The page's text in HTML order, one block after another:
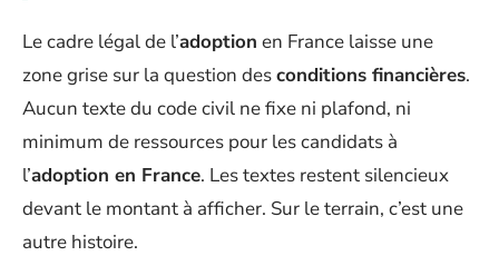
Le cadre légal de l’adoption en France laisse une
zone grise sur la question desconditions financières.
Aucun texte du code civil ne fixe ni plafond, ni
minimum de ressources pour les candidats à
l’adoption en France. Les textes restent silencieux
devant le montant à afficher. Sur le terrain, c’est une
autre histoire.